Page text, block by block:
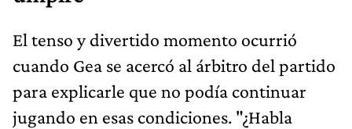
El tenso y divertido momento ocurrió
cuando Gea se acercó al árbitro del partido
para explicarle que no podía continuar
jugando en esas condiciones. "¿Habla